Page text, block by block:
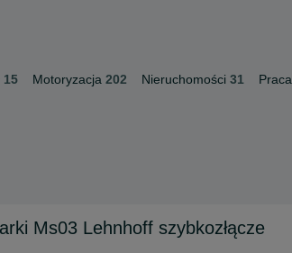
15 Motoryzacja 202 Nieruchomości 31 Praca
Ms03 Lehnhoff szybkozłącze